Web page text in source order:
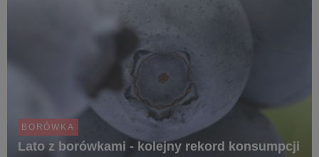
BORÓWKA
Lato z borówkami - kolejny rekord konsumpcji